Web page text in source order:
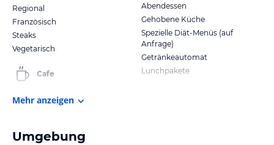
Regional
Französisch
Steaks
Vegetarisch
Cafe
Abendessen
Gehobene Küche
Spezielle Diät-Menüs (auf
Anfrage)
Getränkeautomat
Lunchpakete
Mehr anzeigen
Umgebung